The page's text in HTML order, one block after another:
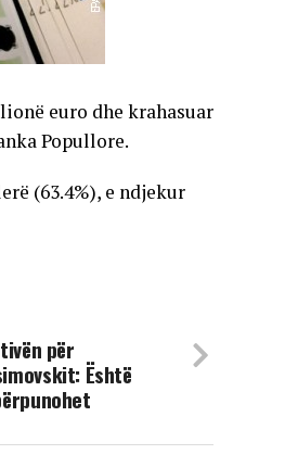
euro dhe krahasuar
Popullore.
(63.4%), e ndjekur
për
Është